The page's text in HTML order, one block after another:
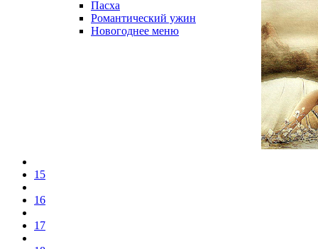
Пасха
Романтический ужин
Новогоднее меню
15
16
17